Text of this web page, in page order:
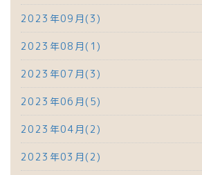
2023年09月(3)
2023年08月(1)
2023年07月(3)
2023年06月(5)
2023年04月(2)
2023年03月(2)